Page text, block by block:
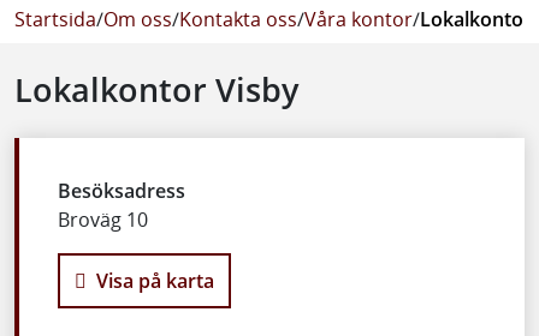
Startsida/Om oss/Kontakta oss/Våra kontor/Lokalkontor
Lokalkontor Visby
Besöksadress
Broväg 10
Visa på karta